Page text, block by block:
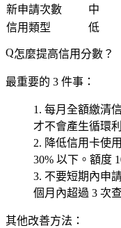
新申請次數
中
信用類型
低
怎麼提高信用分數？
最重要的 3 件事：
每月全額繳清
才不會產生循環
降低信用卡使
30% 以下。額度
不要短期內申
個月內超過 3 次
其他改善方法：